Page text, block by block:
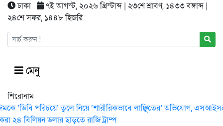
ঢাকা
৭ই আগস্ট, ২০২৬ খ্রিস্টাব্দ | ২৩শে শ্রাবণ, ১৪৩৩ বঙ্গাব্দ |
২৪শে সফর, ১৪৪৮ হিজরি
মেনু
শিরোনাম
‘ডিবি পরিচয়ে’ তুলে নিয়ে ‘শারীরিকভাবে লাঞ্ছিতের’ অভিযোগ,
২৪ বিলিয়ন ডলার ছাড়তে রাজি ট্রাম্প